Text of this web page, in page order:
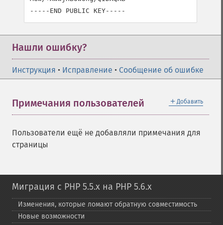
Нашли ошибку?
Инструкция • Исправление • Сообщение об ошибке
＋ Добавить
Примечания пользователей
Пользователи ещё не добавляли примечания для
страницы
Миграция с PHP 5.5.x на PHP 5.6.x
Изменения, которые ломают обратную совместимость
Новые возможности